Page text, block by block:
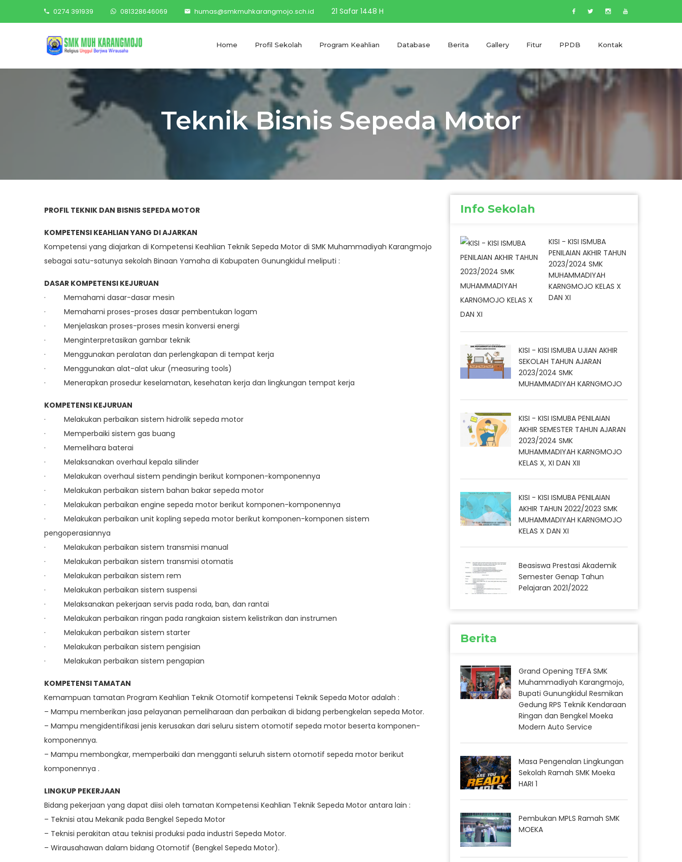
0274 391939 081328646069 humas@smkmuhkarangmojo.sch.id 21 Safar 1448 H
Home Profil Sekolah Program Keahlian Database Berita Gallery Fitur PPDB Kontak
Teknik Bisnis Sepeda Motor
PROFIL TEKNIK DAN BISNIS SEPEDA MOTOR
KOMPETENSI KEAHLIAN YANG DI AJARKAN
Kompetensi yang diajarkan di Kompetensi Keahlian Teknik Sepeda Motor di SMK Muhammadiyah Karangmojo
sebagai satu-satunya sekolah Binaan Yamaha di Kabupaten Gunungkidul meliputi :
DASAR KOMPETENSI KEJURUAN
· Memahami dasar-dasar mesin
· Memahami proses-proses dasar pembentukan logam
· Menjelaskan proses-proses mesin konversi energi
· Menginterpretasikan gambar teknik
· Menggunakan peralatan dan perlengkapan di tempat kerja
· Menggunakan alat-alat ukur (measuring tools)
· Menerapkan prosedur keselamatan, kesehatan kerja dan lingkungan tempat kerja
KOMPETENSI KEJURUAN
· Melakukan perbaikan sistem hidrolik sepeda motor
· Memperbaiki sistem gas buang
· Memelihara baterai
· Melaksanakan overhaul kepala silinder
· Melakukan overhaul sistem pendingin berikut komponen-komponennya
· Melakukan perbaikan sistem bahan bakar sepeda motor
· Melakukan perbaikan engine sepeda motor berikut komponen-komponennya
· Melakukan perbaikan unit kopling sepeda motor berikut komponen-komponen sistem
pengoperasiannya
· Melakukan perbaikan sistem transmisi manual
· Melakukan perbaikan sistem transmisi otomatis
· Melakukan perbaikan sistem rem
· Melakukan perbaikan sistem suspensi
· Melaksanakan pekerjaan servis pada roda, ban, dan rantai
· Melakukan perbaikan ringan pada rangkaian sistem kelistrikan dan instrumen
· Melakukan perbaikan sistem starter
· Melakukan perbaikan sistem pengisian
· Melakukan perbaikan sistem pengapian
KOMPETENSI TAMATAN
Kemampuan tamatan Program Keahlian Teknik Otomotif kompetensi Teknik Sepeda Motor adalah :
– Mampu memberikan jasa pelayanan pemeliharaan dan perbaikan di bidang perbengkelan sepeda Motor.
– Mampu mengidentifikasi jenis kerusakan dari seluru sistem otomotif sepeda motor beserta komponen-
komponennya.
– Mampu membongkar, memperbaiki dan mengganti seluruh sistem otomotif sepeda motor berikut
komponennya .
LINGKUP PEKERJAAN
Bidang pekerjaan yang dapat diisi oleh tamatan Kompetensi Keahlian Teknik Sepeda Motor antara lain :
– Teknisi atau Mekanik pada Bengkel Sepeda Motor
– Teknisi perakitan atau teknisi produksi pada industri Sepeda Motor.
– Wirausahawan dalam bidang Otomotif (Bengkel Sepeda Motor).
Info Sekolah
KISI - KISI ISMUBA
PENILAIAN AKHIR TAHUN
2023/2024 SMK
MUHAMMADIYAH
KARNGMOJO KELAS X
DAN XI
KISI - KISI ISMUBA UJIAN AKHIR
SEKOLAH TAHUN AJARAN
2023/2024 SMK
MUHAMMADIYAH KARNGMOJO
KISI - KISI ISMUBA PENILAIAN
AKHIR SEMESTER TAHUN AJARAN
2023/2024 SMK
MUHAMMADIYAH KARNGMOJO
KELAS X, XI DAN XII
KISI - KISI ISMUBA PENILAIAN
AKHIR TAHUN 2022/2023 SMK
MUHAMMADIYAH KARNGMOJO
KELAS X DAN XI
Beasiswa Prestasi Akademik
Semester Genap Tahun
Pelajaran 2021/2022
Berita
Grand Opening TEFA SMK
Muhammadiyah Karangmojo,
Bupati Gunungkidul Resmikan
Gedung RPS Teknik Kendaraan
Ringan dan Bengkel Moeka
Modern Auto Service
Masa Pengenalan Lingkungan
Sekolah Ramah SMK Moeka
HARI 1
Pembukan MPLS Ramah SMK
MOEKA